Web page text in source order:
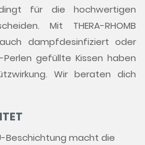
für die hochwertigen
Mit THERA-RHOMB
dampfdesinfiziert oder
gefüllte Kissen haben
Wir beraten dich
Beschichtung macht die